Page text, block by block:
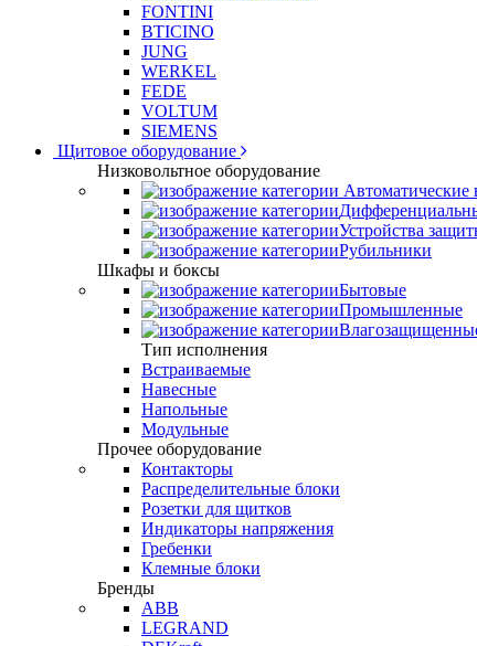
FONTINI
BTICINO
JUNG
WERKEL
FEDE
VOLTUM
SIEMENS
Щитовое оборудование
Низковольтное оборудование
Автоматические
Устройства
Рубильники
Шкафы и боксы
Бытовые
Промышленные
Тип исполнения
Встраиваемые
Навесные
Напольные
Модульные
Прочее оборудование
Контакторы
Распределительные блоки
Розетки для щитков
Индикаторы напряжения
Гребенки
Клемные блоки
Бренды
ABB
LEGRAND